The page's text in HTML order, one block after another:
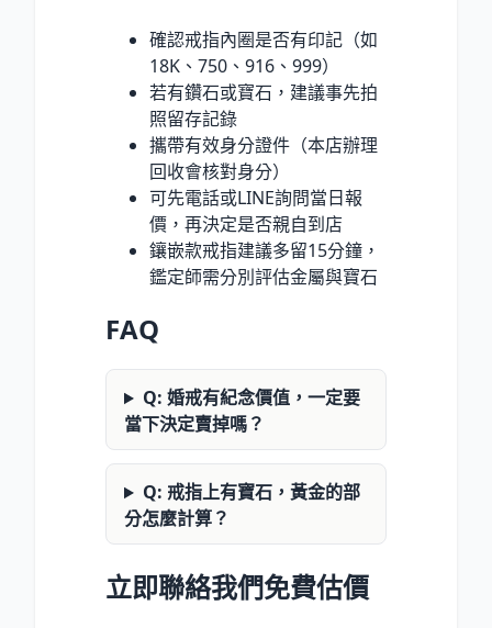
確認戒指內圈是否有印記（如
18K、750、916、999）
若有鑽石或寶石，建議事先拍
照留存記錄
攜帶有效身分證件（本店辦理
回收會核對身分）
可先電話或LINE詢問當日報
價，再決定是否親自到店
鑲嵌款戒指建議多留15分鐘，
鑑定師需分別評估金屬與寶石
FAQ
Q: 婚戒有紀念價值，一定要
當下決定賣掉嗎？
Q: 戒指上有寶石，黃金的部
分怎麼計算？
立即聯絡我們免費估價